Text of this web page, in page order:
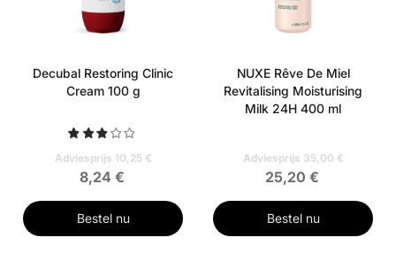
Decubal Restoring Clinic
Cream 100 g
Adviesprijs 10,25 €
8,24 €
Bestel nu
NUXE Rêve De Miel
Revitalising Moisturising
Milk 24H 400 ml
Adviesprijs 35,00 €
25,20 €
Bestel nu